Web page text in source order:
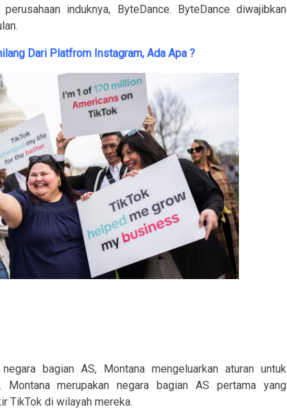
induknya, ByteDance. ByteDance diwajibkan
Dari Platfrom Instagram, Ada Apa ?
bagian AS, Montana mengeluarkan aturan untuk
merupakan negara bagian AS pertama yang
TikTok di wilayah mereka.